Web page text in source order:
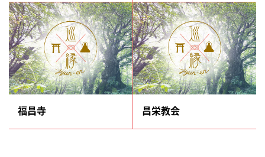
福昌寺 昌栄教会